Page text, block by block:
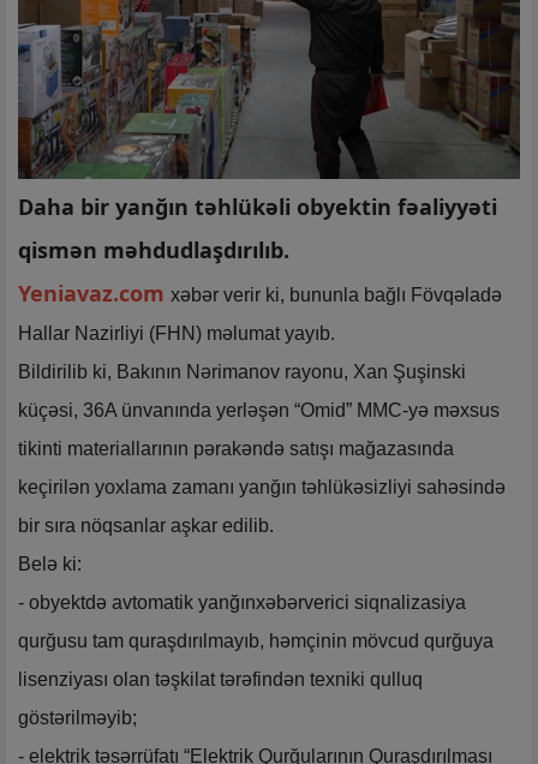
Daha bir yanğın təhlükəli obyektin fəaliyyəti
qismən məhdudlaşdırılıb.
Yeniavaz.com xəbər verir ki, bununla bağlı Fövqəladə
Hallar Nazirliyi (FHN) məlumat yayıb.
Bildirilib ki, Bakının Nərimanov rayonu, Xan Şuşinski
küçəsi, 36A ünvanında yerləşən “Omid” MMC-yə məxsus
tikinti materiallarının pərakəndə satışı mağazasında
keçirilən yoxlama zamanı yanğın təhlükəsizliyi sahəsində
bir sıra nöqsanlar aşkar edilib.
Belə ki:
- obyektdə avtomatik yanğınxəbərverici siqnalizasiya
qurğusu tam quraşdırılmayıb, həmçinin mövcud qurğuya
lisenziyası olan təşkilat tərəfindən texniki qulluq
göstərilməyib;
- elektrik təsərrüfatı “Elektrik Qurğularının Quraşdırılması